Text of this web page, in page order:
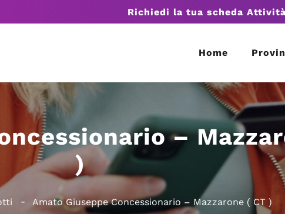
Richiedi la tua scheda
Home
–
)
Amato Giuseppe Concessionario – Mazzarone ( CT )